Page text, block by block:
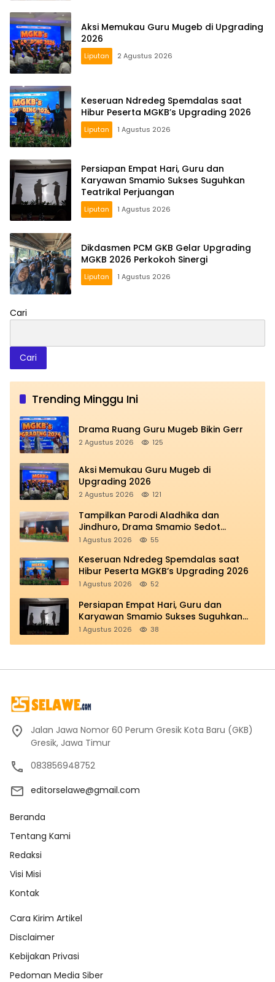
Aksi Memukau Guru Mugeb di Upgrading
2026
Liputan 2 Agustus 2026
Keseruan Ndredeg Spemdalas saat
Hibur Peserta MGKB’s Upgrading 2026
Liputan 1 Agustus 2026
Persiapan Empat Hari, Guru dan
Karyawan Smamio Sukses Suguhkan
Teatrikal Perjuangan
Liputan 1 Agustus 2026
Dikdasmen PCM GKB Gelar Upgrading
MGKB 2026 Perkokoh Sinergi
Liputan 1 Agustus 2026
Cari
Cari
Trending Minggu Ini
Drama Ruang Guru Mugeb Bikin Gerr
2 Agustus 2026 125
Aksi Memukau Guru Mugeb di
Upgrading 2026
2 Agustus 2026 121
Tampilkan Parodi Aladhika dan
Jindhuro, Drama Smamio Sedot
Perhatian di MGKB Upgrading 2026
1 Agustus 2026 55
Keseruan Ndredeg Spemdalas saat
Hibur Peserta MGKB’s Upgrading 2026
1 Agustus 2026 52
Persiapan Empat Hari, Guru dan
Karyawan Smamio Sukses Suguhkan
Teatrikal Perjuangan
1 Agustus 2026 38
Jalan Jawa Nomor 60 Perum Gresik Kota Baru (GKB)
Gresik, Jawa Timur
083856948752
editorselawe@gmail.com
Beranda
Tentang Kami
Redaksi
Visi Misi
Kontak
Cara Kirim Artikel
Disclaimer
Kebijakan Privasi
Pedoman Media Siber